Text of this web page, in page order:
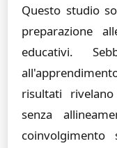
Questo studio
preparazione
educativi.
risultati
senza